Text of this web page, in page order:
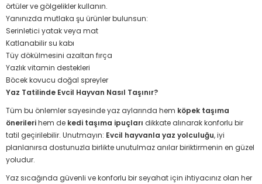
örtüler ve gölgelikler kullanın.
Yanınızda mutlaka şu ürünler bulunsun:
Serinletici yatak veya mat
Katlanabilir su kabı
Tüy dökülmesini azaltan fırça
Yazlık vitamin destekleri
Böcek kovucu doğal spreyler
Yaz Tatilinde Evcil Hayvan Nasıl Taşınır?
Tüm bu önlemler sayesinde yaz aylarında hem köpek taşıma
önerilerihem de kedi taşıma ipuçları dikkate alınarak konforlu bir
tatil geçirilebilir. Unutmayın: Evcil hayvanla yaz yolculuğu, iyi
planlanırsa dostunuzla birlikte unutulmaz anılar biriktirmenin en güzel
yoludur.
Yaz sıcağında güvenli ve konforlu bir seyahat için ihtiyacınız olan her